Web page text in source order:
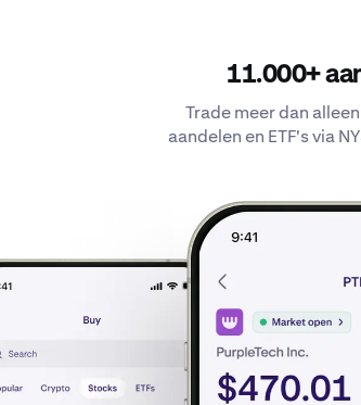
11.000+
Trade meer dan
aandelen en ETF's via